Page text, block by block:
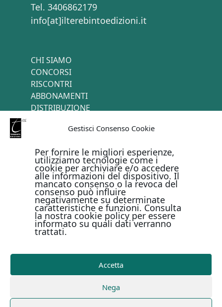
Gestisci Consenso Cookie
Per fornire le migliori esperienze,
utilizziamo tecnologie come i
cookie per archiviare e/o accedere
alle informazioni del dispositivo. Il
mancato consenso o la revoca del
consenso può influire
negativamente su determinate
caratteristiche e funzioni. Consulta
la nostra cookie policy per essere
informato su quali dati verranno
trattati.
Accetta
Nega
Tel. 3406862179
info[at]ilterebintoedizioni.it
CHI SIAMO
CONCORSI
RISCONTRI
ABBONAMENTI
DISTRIBUZIONE
PAGAMENTI ONLINE CON
Metodi di pagamento
Copyright © Il Terebinto Edizioni - 2026
Termini e condizioni